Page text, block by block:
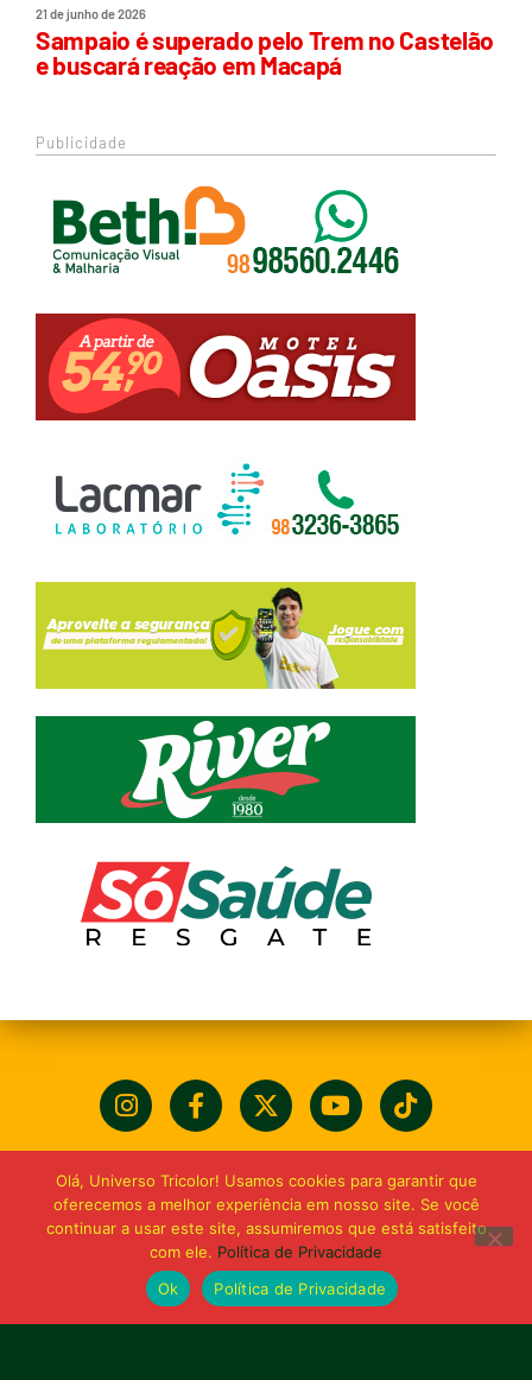
21 de junho de 2026
Sampaio é superado pelo Trem no Castelão
e buscará reação em Macapá
Publicidade
Olá, Universo Tricolor! Usamos cookies para garantir que
oferecemos a melhor experiência em nosso site. Se você
continuar a usar este site, assumiremos que está satisfeito
com ele. Política de Privacidade
Ok
Política de Privacidade